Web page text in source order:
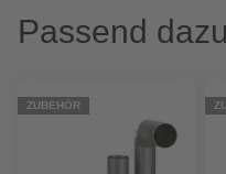
Passend dazu
ZUBEHÖR